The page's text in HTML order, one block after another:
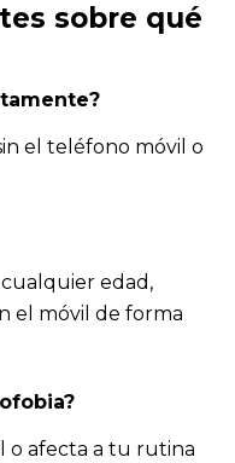
sobre qué
el teléfono móvil o
edad,
el móvil de forma
?
o afecta a tu rutina